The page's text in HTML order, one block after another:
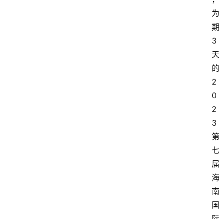
为
期
3
天
的
2
0
2
3
第
七
届
海
南
国